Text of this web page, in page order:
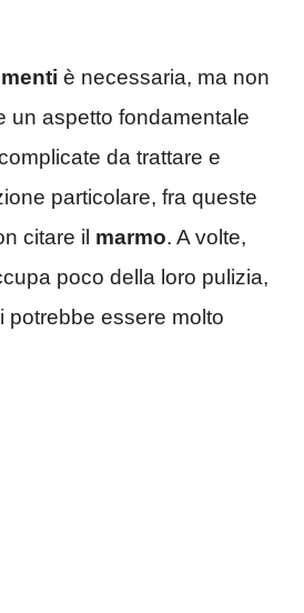
è necessaria, ma non
un aspetto fondamentale
da trattare e
particolare, fra queste
citare il marmo. A volte,
poco della loro pulizia,
potrebbe essere molto